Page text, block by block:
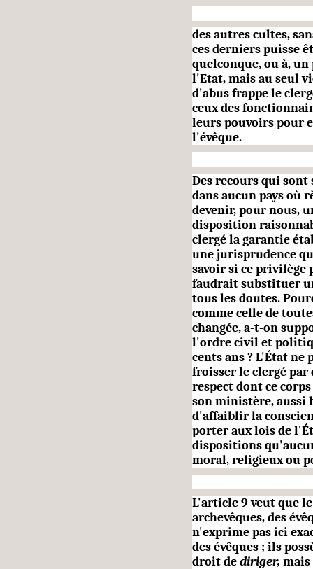
des autres cultes,
ces der­niers puisse
quelconque, ou à,
l'Etat, mais au seul
d'abus frappe le
ceux des
leurs pouvoirs pour
l'évêque.
Des recours qui
dans aucun pays où
devenir, pour nous,
disposition
clergé la garantie
une jurisprudence
savoir si ce privilège
faudrait substituer
tous les doutes.
comme celle de
changée, a-t-on
l'ordre civil et
cents ans ? L'État ne
froisser le clergé
respect dont ce
son ministère, aussi
d'affaiblir la
porter aux lois de
dispositions
moral, religieux ou
L'article 9 veut que
archevêques, des
n'ex­prime pas ici
des évêques ; ils
droit dediriger,